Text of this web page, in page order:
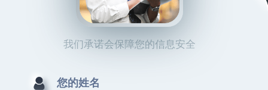
我们承诺会保障您的信息安全